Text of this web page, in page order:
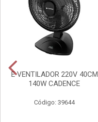
E VENTILADOR 220V 40CM
140W CADENCE
Código: 39644